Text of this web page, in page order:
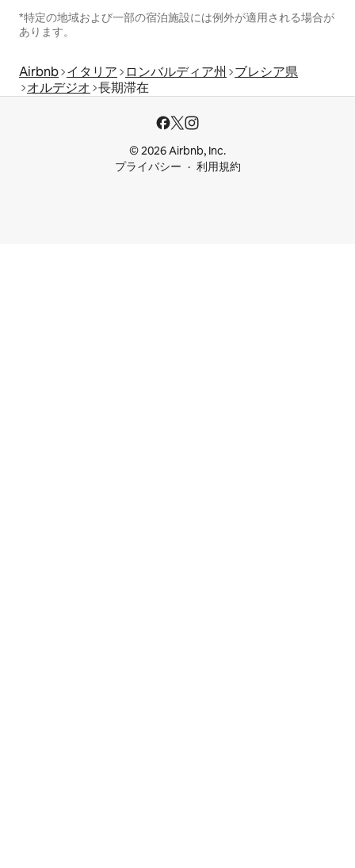
*特定の地域および一部の宿泊施設には例外が適用される場合が
あります。
Airbnb イタリア ロンバルディア州
ブレシア県
オルデジオ 長期滞在
© 2026 Airbnb, Inc.
プライバシー
利用規約